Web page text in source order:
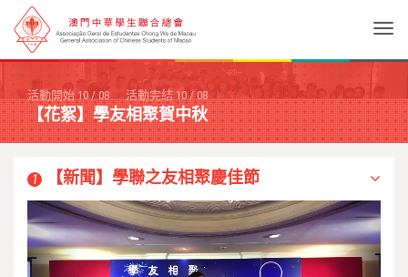
活動開始 10/08 活動完結 10/08
【花絮】學友相聚賀中秋
1 【新聞】學聯之友相聚慶佳節
Previous Next